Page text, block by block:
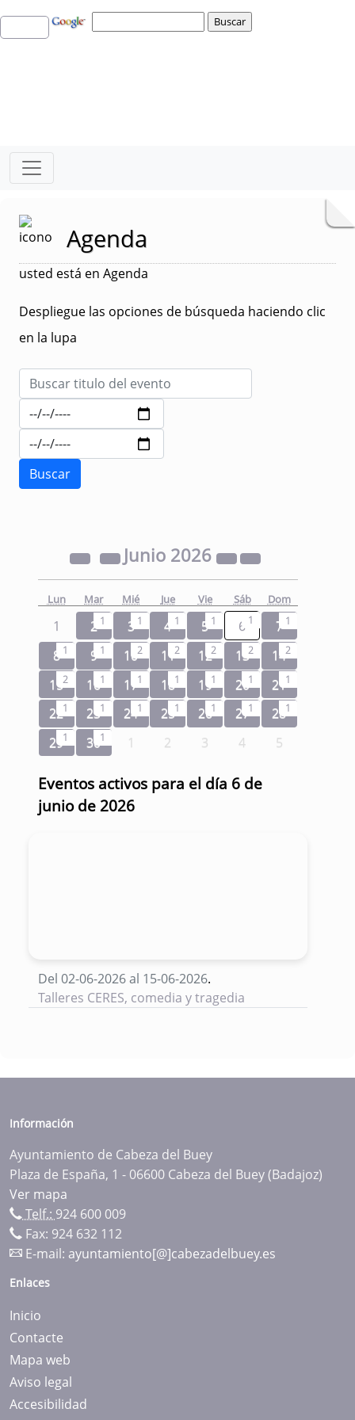
Agenda
usted está en Agenda
Despliegue las opciones de búsqueda haciendo clic
en la lupa
Junio 2026
Lun Mar Mié Jue Vie Sáb Dom
1 2 1 3 1 4 1 5 1 6 1 7 1
8 1 9 1 102 112 122 132 142
152 161 171 181 191 201 211
221 231 241 251 261 271 281
291 301 1 2 3 4 5
Eventos activos para el día 6 de
junio de 2026
Del 02-06-2026 al 15-06-2026.
Talleres CERES, comedia y tragedia
Información
Ayuntamiento de Cabeza del Buey
Plaza de España, 1 - 06600 Cabeza del Buey (Badajoz)
Ver mapa
Telf.: 924 600 009
Fax: 924 632 112
E-mail: ayuntamiento[@]cabezadelbuey.es
Enlaces
Inicio
Contacte
Mapa web
Aviso legal
Accesibilidad